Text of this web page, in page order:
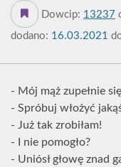
Dowcip: 13237
dodano: 16.03.2021
- Mój mąż zupełnie
- Spróbuj włożyć
- Już tak zrobiłam!
- I nie pomogło?
- Uniósł głowę znad